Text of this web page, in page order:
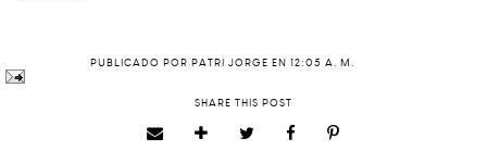
PUBLICADO POR PATRI JORGE EN 12:05 A. M.
SHARE THIS POST